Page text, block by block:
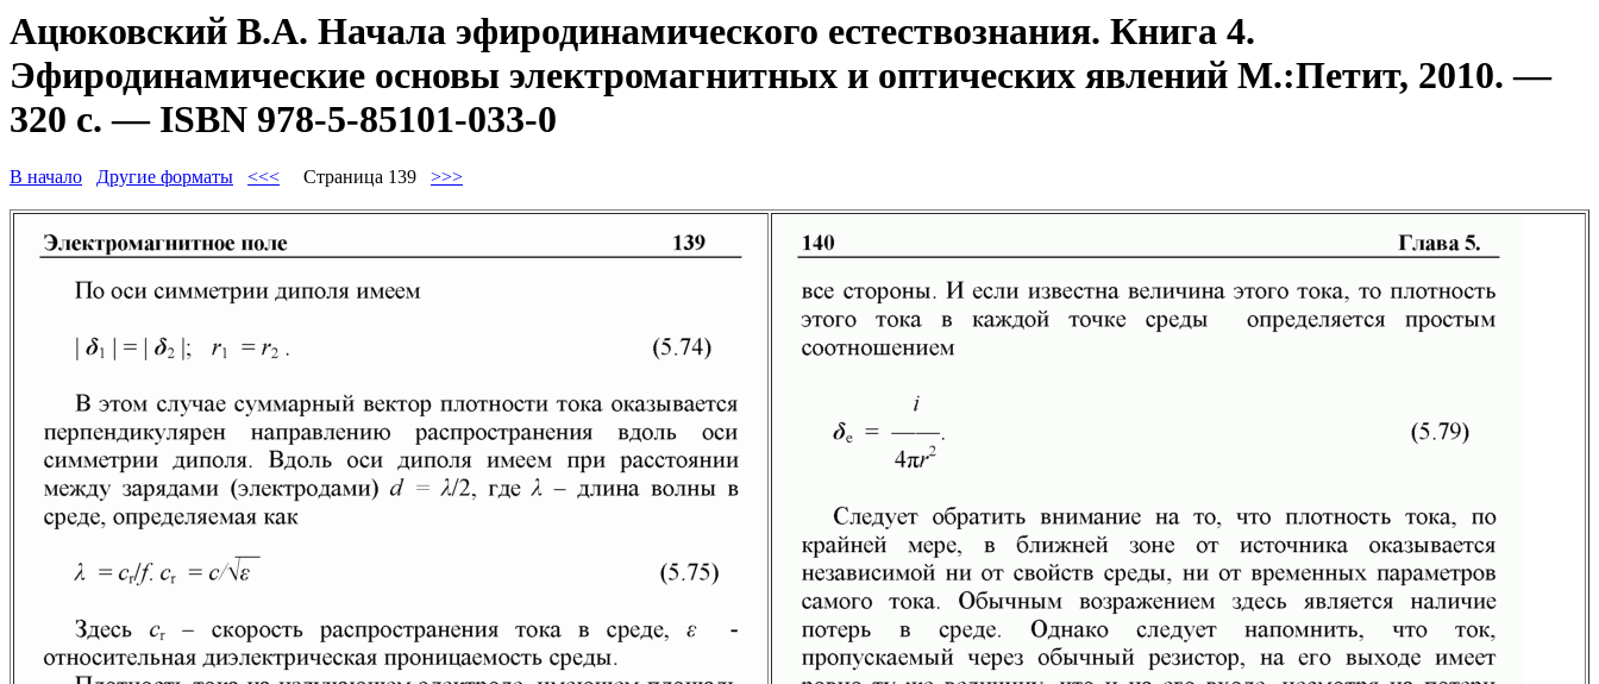
Ацюковский В.А. Начала эфиродинамического естествознания. Книга 4.
Эфиродинамические основы электромагнитных и оптических явлений М.:Петит, 2010. —
320 с. — ISBN 978-5-85101-033-0
В начало Другие форматы <<< Страница 139 >>>